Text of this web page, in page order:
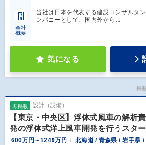
会社
概要
当社は日本を代表する建設コンサルタ
ンパニーとして、国内外から…
気になる
掲
再掲載 設計（設備）
【東京・中央区】浮体式風車の解析
発の浮体式洋上風車開発を行うスタ
600万円～1249万円
北海道 / 青森県 / 岩手県